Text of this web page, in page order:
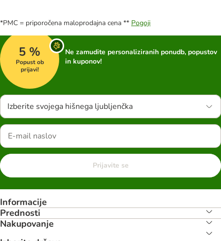
*PMC = priporočena maloprodajna cena ** Pogoji
5 %
Popust ob
prijavi!
Ne zamudite personaliziranih ponudb, popustov
in kuponov!
Izberite svojega hišnega ljubljenčka
Prijavite se
Informacije
Prednosti
Nakupovanje